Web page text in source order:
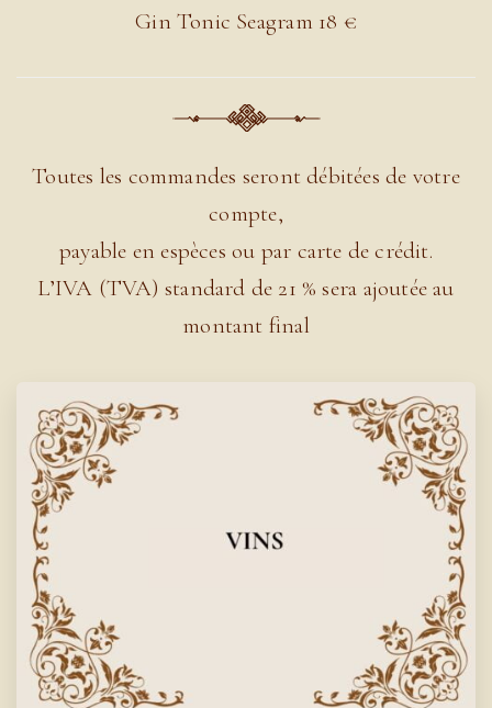
Gin Tonic Seagram 18 €
Toutes les commandes seront débitées de votre
compte,
payable en espèces ou par carte de crédit.
L’IVA (TVA) standard de 21 % sera ajoutée au
montant final